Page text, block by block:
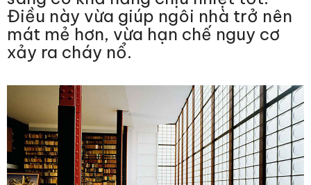
Điều này vừa giúp ngôi nhà trở nên
mát mẻ hơn, vừa hạn chế nguy cơ
xảy ra cháy nổ.